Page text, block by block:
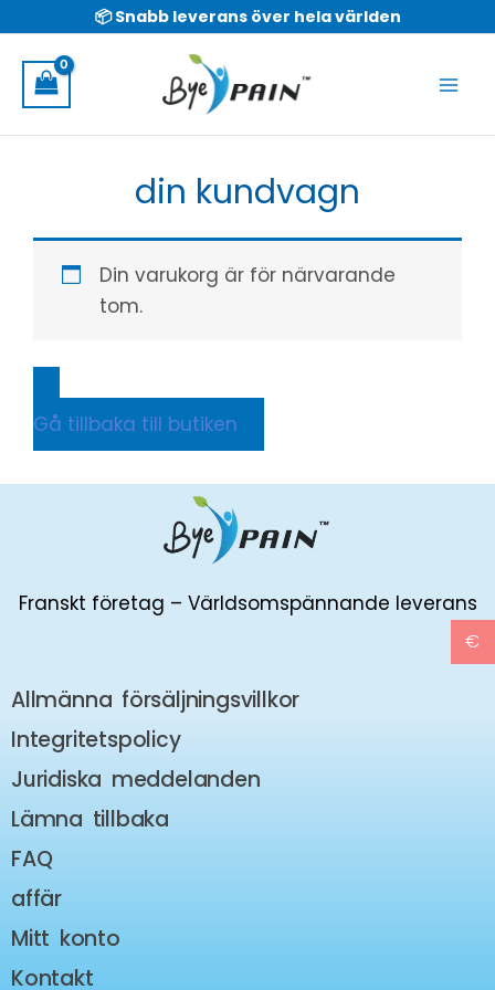
innehållet
📦 Snabb leverans över hela världen
din kundvagn
Din varukorg är för närvarande
tom.
Gå tillbaka till butiken
Franskt företag – Världsomspännande leverans
Allmänna försäljningsvillkor
Integritetspolicy
Juridiska meddelanden
Lämna tillbaka
FAQ
affär
Mitt konto
Kontakt
€